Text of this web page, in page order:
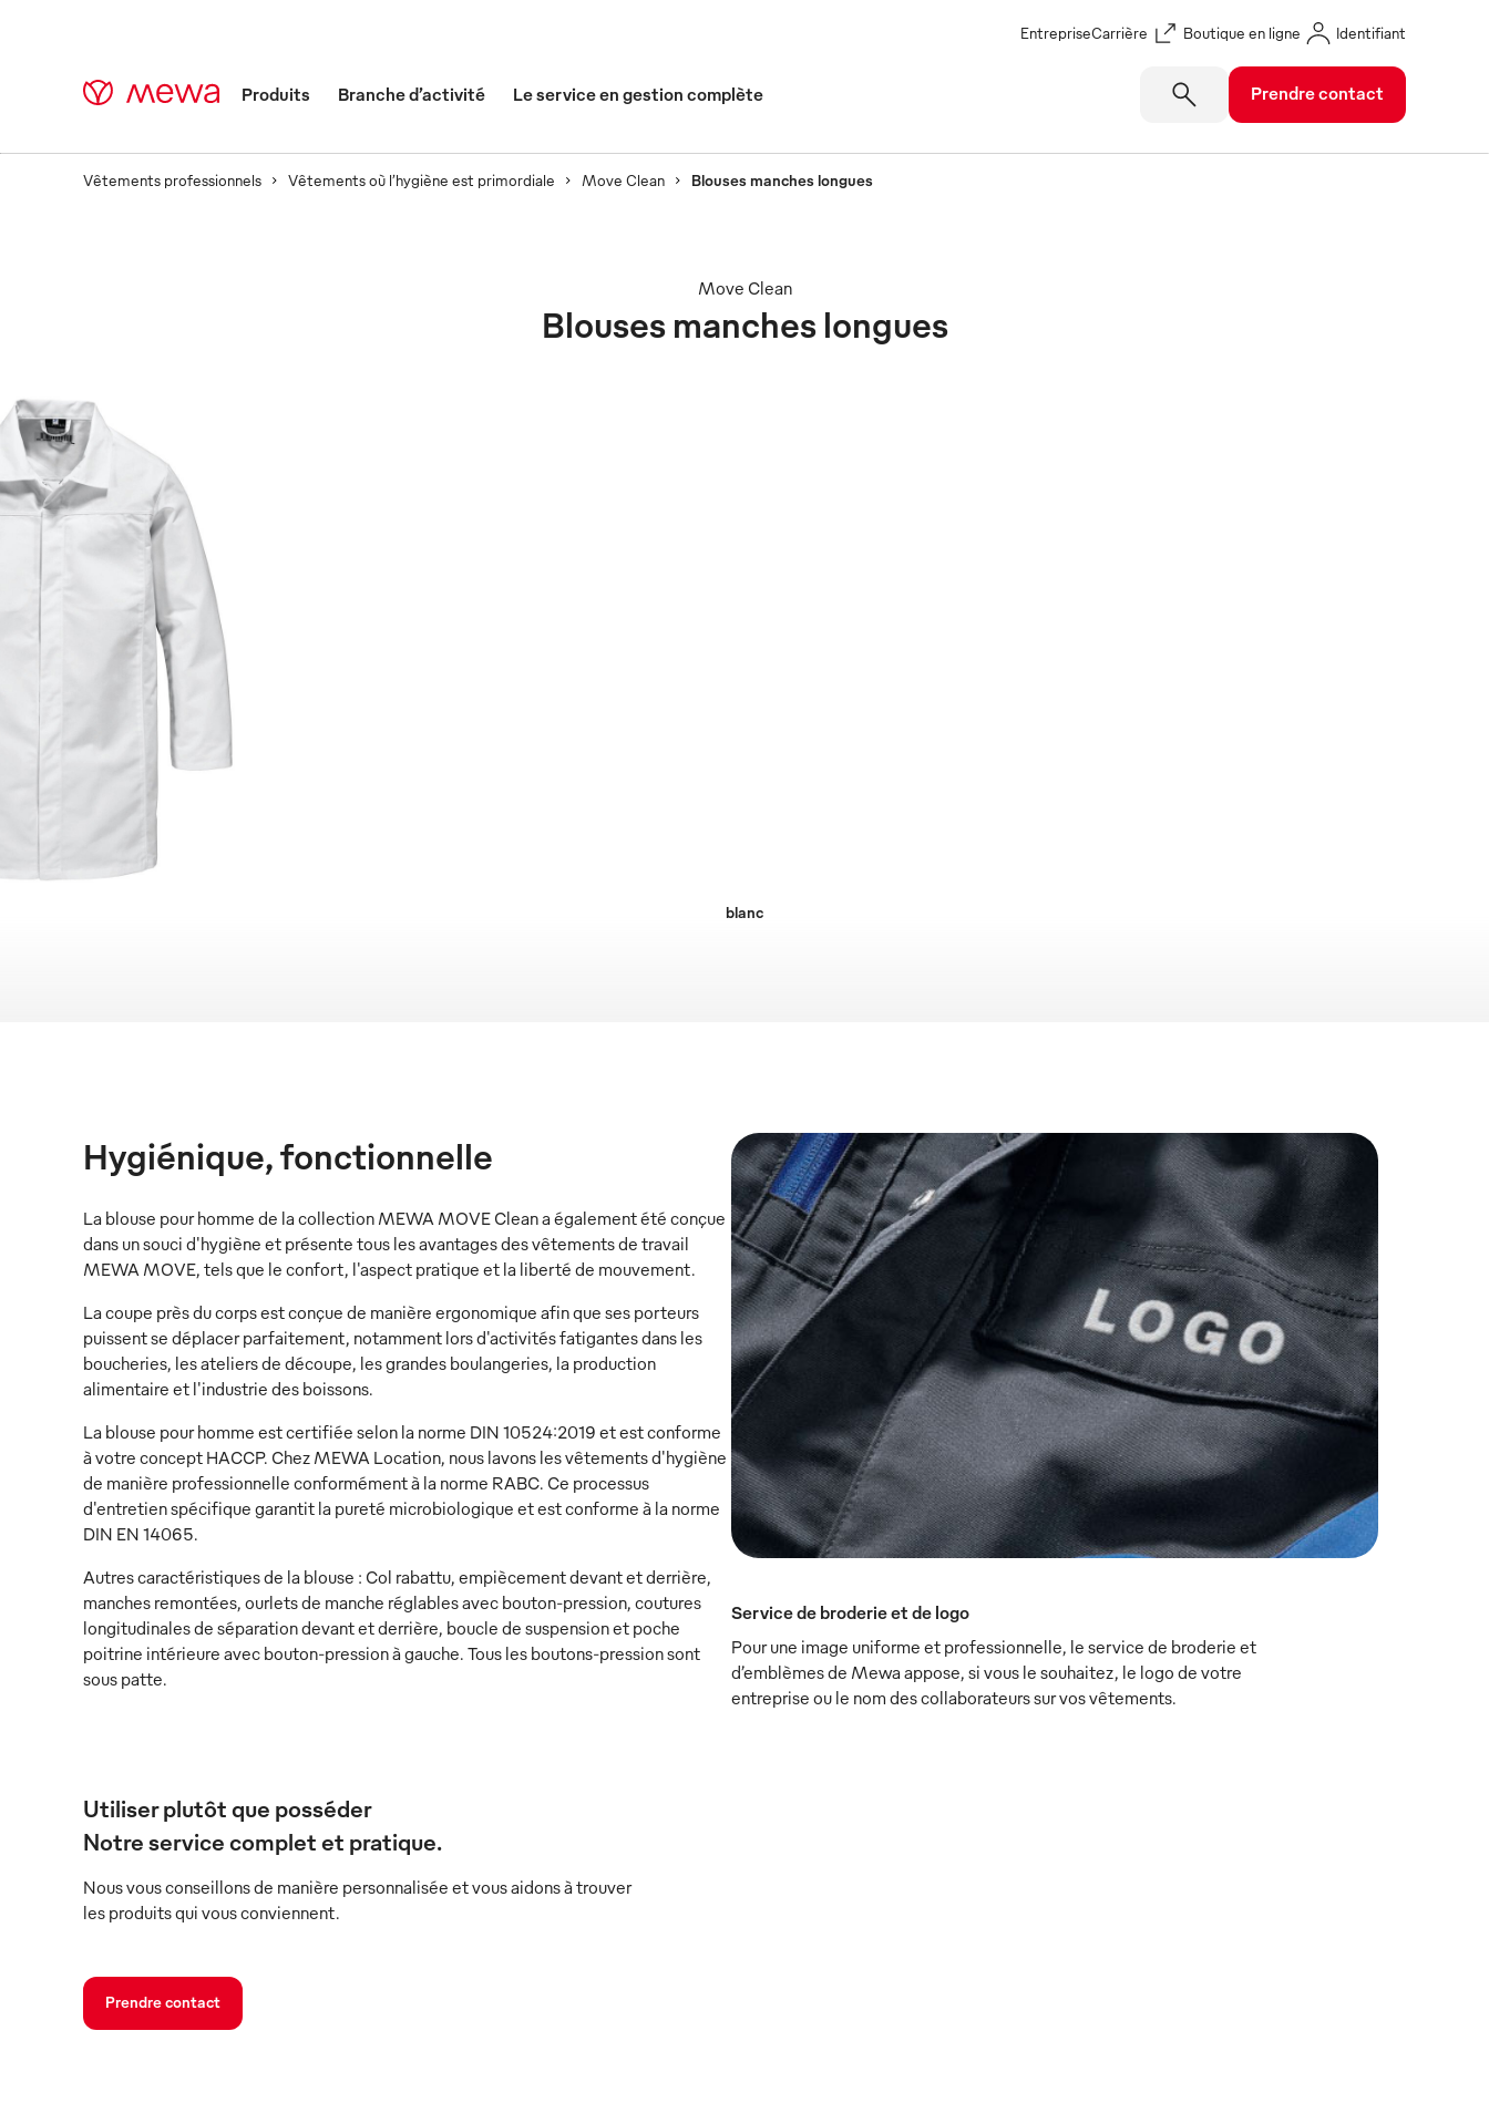
EntrepriseCarrière Boutique en ligne Identifiant
Produits Branche d’activité Le service en gestion complète Prendre contact
Vêtements professionnels Vêtements où l’hygiène est primordiale Move Clean Blouses manches longues
Blouses manches longues
Move Clean
blanc
Hygiénique, fonctionnelle
La blouse pour homme de la collection MEWA MOVE Clean a également été conçue
dans un souci d'hygiène et présente tous les avantages des vêtements de travail
MEWA MOVE, tels que le confort, l'aspect pratique et la liberté de mouvement.
La coupe près du corps est conçue de manière ergonomique afin que ses porteurs
puissent se déplacer parfaitement, notamment lors d'activités fatigantes dans les
boucheries, les ateliers de découpe, les grandes boulangeries, la production
alimentaire et l'industrie des boissons.
La blouse pour homme est certifiée selon la norme DIN 10524:2019 et est conforme
à votre concept HACCP. Chez MEWA Location, nous lavons les vêtements d'hygiène
de manière professionnelle conformément à la norme RABC. Ce processus
d'entretien spécifique garantit la pureté microbiologique et est conforme à la norme
DIN EN 14065.
Autres caractéristiques de la blouse : Col rabattu, empiècement devant et derrière,
manches remontées, ourlets de manche réglables avec bouton-pression, coutures
longitudinales de séparation devant et derrière, boucle de suspension et poche
poitrine intérieure avec bouton-pression à gauche. Tous les boutons-pression sont
sous patte.
Utiliser plutôt que posséder
Notre service complet et pratique.
Nous vous conseillons de manière personnalisée et vous aidons à trouver
les produits qui vous conviennent.
Prendre contact
Service de broderie et de logo
Pour une image uniforme et professionnelle, le service de broderie et
d’emblèmes de Mewa appose, si vous le souhaitez, le logo de votre
entreprise ou le nom des collaborateurs sur vos vêtements.